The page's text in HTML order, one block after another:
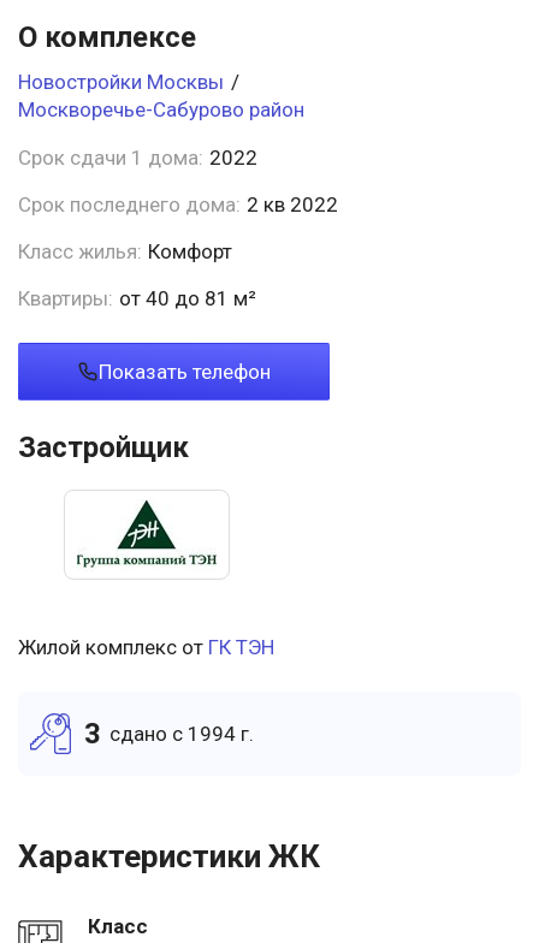
О комплексе
Новостройки Москвы /
Москворечье-Сабурово район
Срок сдачи 1 дома: 2022
Срок последнего дома: 2 кв 2022
Класс жилья: Комфорт
Квартиры: от 40 до 81 м²
Показать телефон
Застройщик
Жилой комплекс от ГК ТЭН
3 cдано c 1994 г.
Характеристики ЖК
Класс